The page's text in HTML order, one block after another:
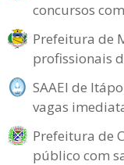
concursos
Prefeitura de
profissionais
SAAEI de
vagas
Prefeitura de
público com